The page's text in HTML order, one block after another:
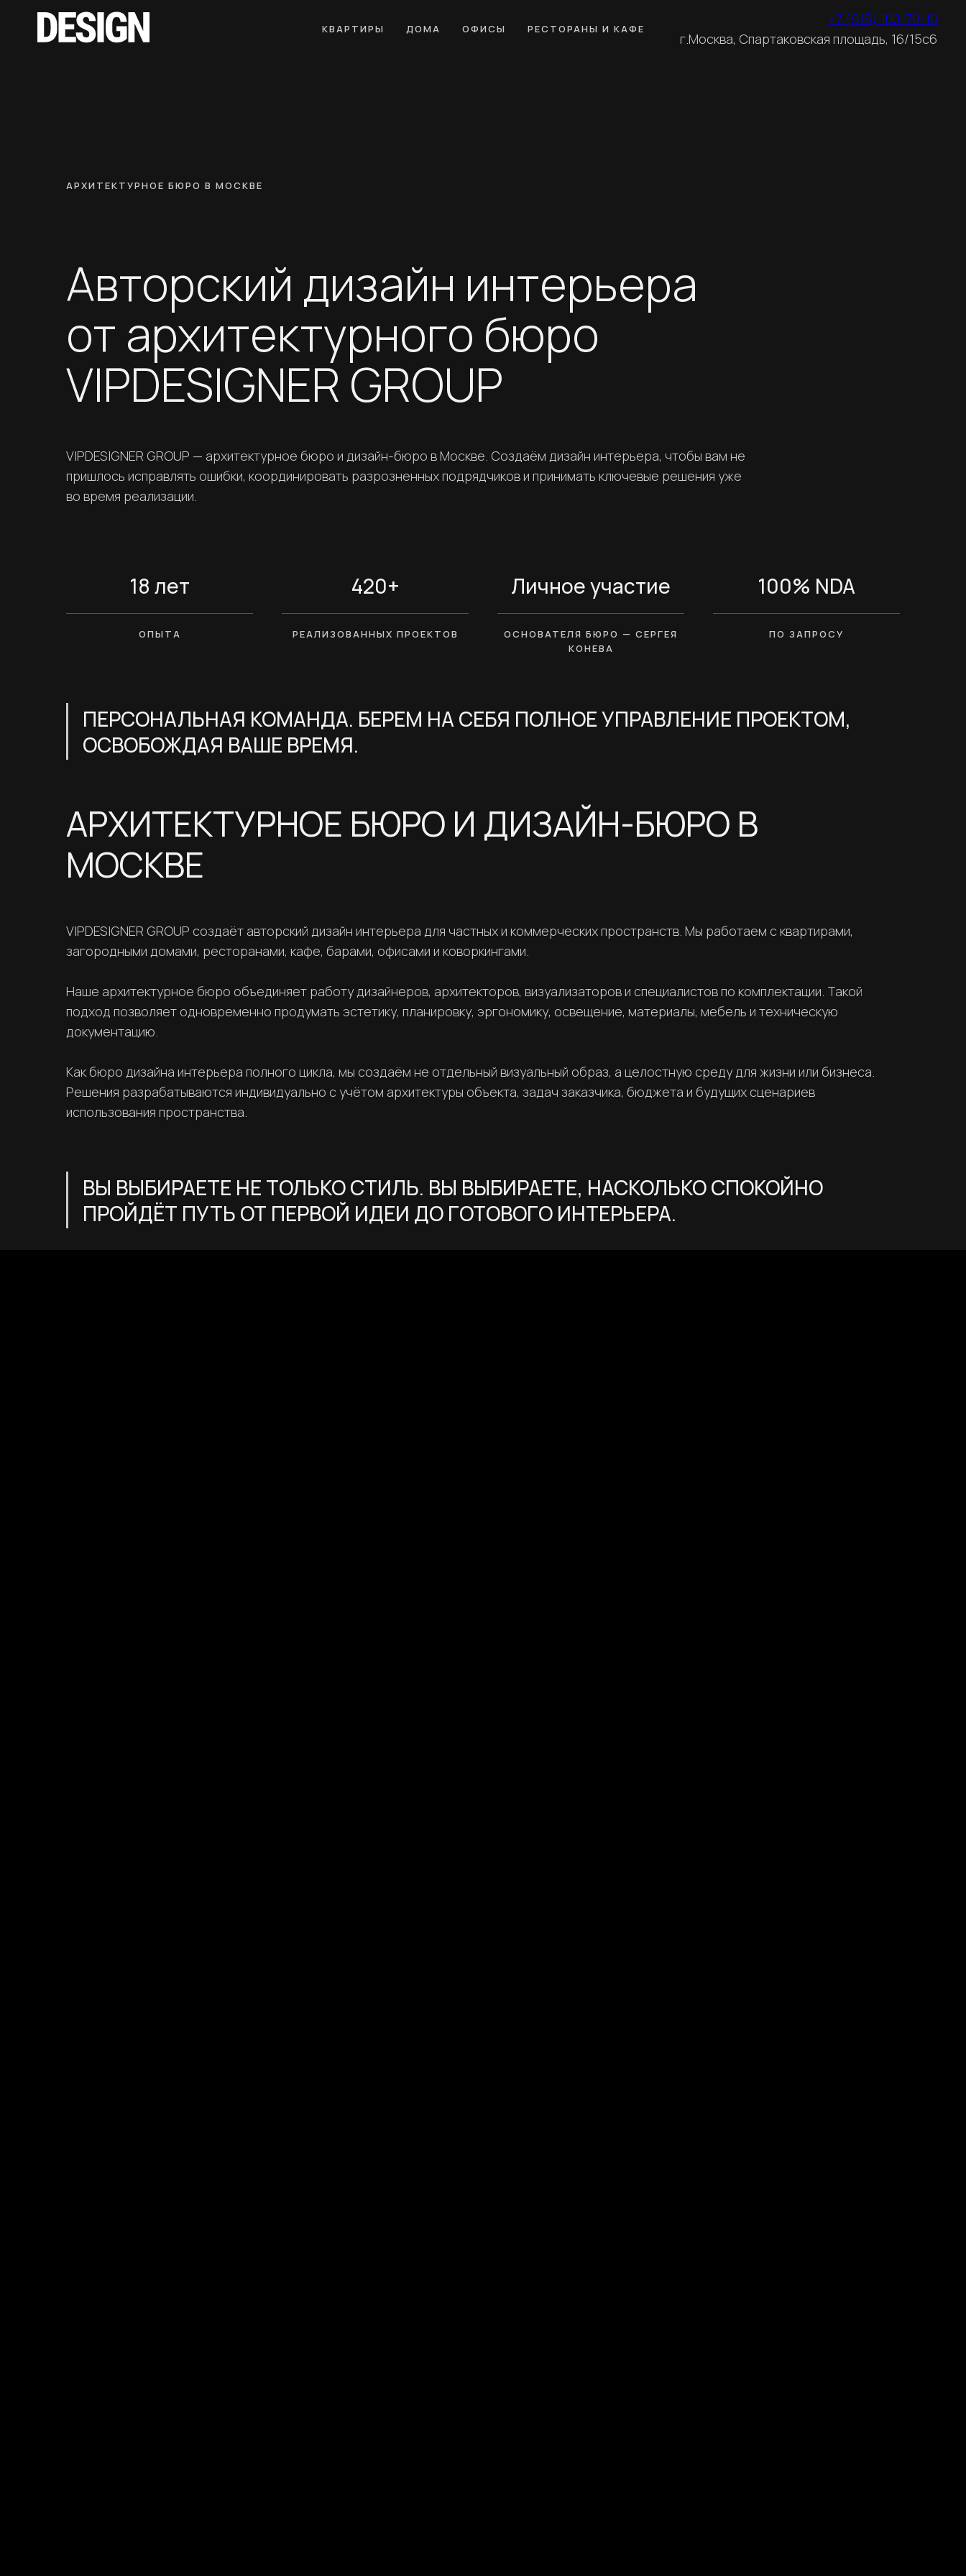
КВАРТИРЫ ДОМА ОФИСЫ РЕСТОРАНЫ И КАФЕ
+7 (915) 100-70-10
г.Москва, Спартаковская площадь, 16/15с6
АРХИТЕКТУРНОЕ БЮРО В МОСКВЕ
Авторский дизайн интерьера
от архитектурного бюро
VIPDESIGNER GROUP
VIPDESIGNER GROUP — архитектурное бюро и дизайн-бюро в Москве. Создаём дизайн интерьера, чтобы вам не
пришлось исправлять ошибки, координировать разрозненных подрядчиков и принимать ключевые решения уже
во время реализации.
18 лет
ОПЫТА
420+
РЕАЛИЗОВАННЫХ ПРОЕКТОВ
Личное участие
ОСНОВАТЕЛЯ БЮРО — СЕРГЕЯ
КОНЕВА
100% NDA
ПО ЗАПРОСУ
ПЕРСОНАЛЬНАЯ КОМАНДА. БЕРЕМ НА СЕБЯ ПОЛНОЕ УПРАВЛЕНИЕ ПРОЕКТОМ,
ОСВОБОЖДАЯ ВАШЕ ВРЕМЯ.
АРХИТЕКТУРНОЕ БЮРО И ДИЗАЙН-БЮРО В
МОСКВЕ
VIPDESIGNER GROUP создаёт авторский дизайн интерьера для частных и коммерческих пространств. Мы работаем с квартирами,
загородными домами, ресторанами, кафе, барами, офисами и коворкингами.
Наше архитектурное бюро объединяет работу дизайнеров, архитекторов, визуализаторов и специалистов по комплектации. Такой
подход позволяет одновременно продумать эстетику, планировку, эргономику, освещение, материалы, мебель и техническую
документацию.
Как бюро дизайна интерьера полного цикла, мы создаём не отдельный визуальный образ, а целостную среду для жизни или бизнеса.
Решения разрабатываются индивидуально с учётом архитектуры объекта, задач заказчика, бюджета и будущих сценариев
использования пространства.
ВЫ ВЫБИРАЕТЕ НЕ ТОЛЬКО СТИЛЬ. ВЫ ВЫБИРАЕТЕ, НАСКОЛЬКО СПОКОЙНО
ПРОЙДЁТ ПУТЬ ОТ ПЕРВОЙ ИДЕИ ДО ГОТОВОГО ИНТЕРЬЕРА.